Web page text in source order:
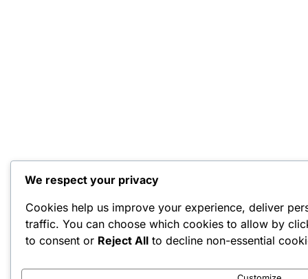
We respect your privacy
Cookies help us improve your experience, deliver
traffic. You can choose which cookies to allow by
to consent or Reject All to decline non-essential